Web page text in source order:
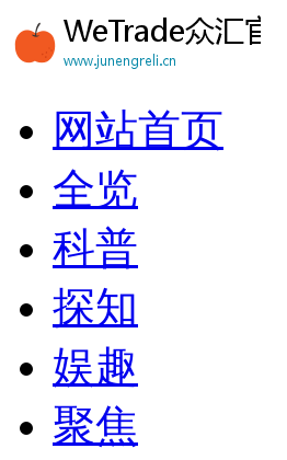
网站首页
全览
科普
探知
娱趣
聚焦